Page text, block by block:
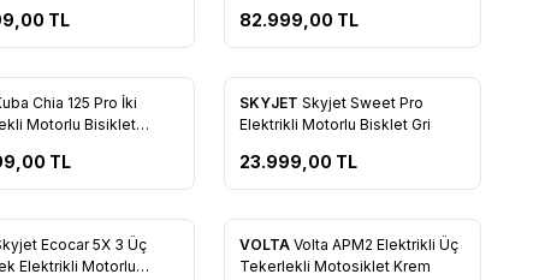
TL 82.999,00 TL
Chia 125 Pro İki
Motorlu Bisiklet
TL
SKYJET Skyjet Sweet Pro
Elektrikli Motorlu Bisklet Gri
23.999,00 TL
Ecocar 5X 3 Üç
Elektrikli Motorlu
Tükendi
VOLTA Volta APM2 Elektrikli Üç
Tekerlekli Motosiklet Krem